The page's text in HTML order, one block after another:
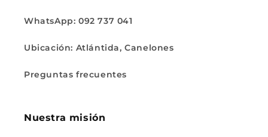
WhatsApp: 092 737 041
Ubicación: Atlántida, Canelones
Preguntas frecuentes
Nuestra misión